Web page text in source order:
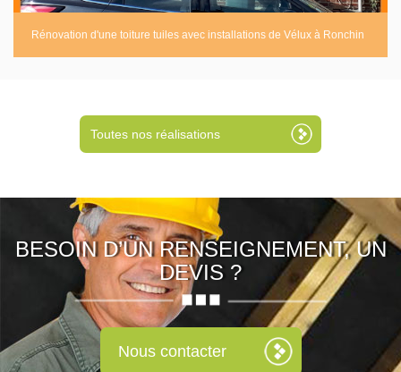
Rénovation d'une toiture tuiles avec installations de Vélux à Ronchin
Toutes nos réalisations
BESOIN D’UN RENSEIGNEMENT, UN
DEVIS ?
Nous contacter